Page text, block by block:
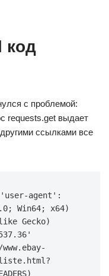
код
с проблемой:
requests.get выдает
ссылками все
'user-agent':
Win64; x64)
Gecko)